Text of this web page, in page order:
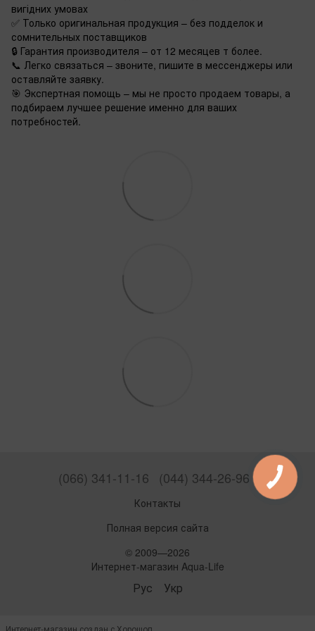
вигідних умовах
✅ Только оригинальная продукция – без подделок и
сомнительных поставщиков
🔒 Гарантия производителя – от 12 месяцев т более.
📞 Легко связаться – звоните, пишите в мессенджеры или
оставляйте заявку.
🎯 Экспертная помощь – мы не просто продаем товары, а
подбираем лучшее решение именно для ваших
потребностей.
(066) 341-11-16 (044) 344-26-96
Контакты
Полная версия сайта
© 2009—2026
Интернет-магазин Aqua-Life
Рус Укр
Интернет-магазин создан с Хорошоп